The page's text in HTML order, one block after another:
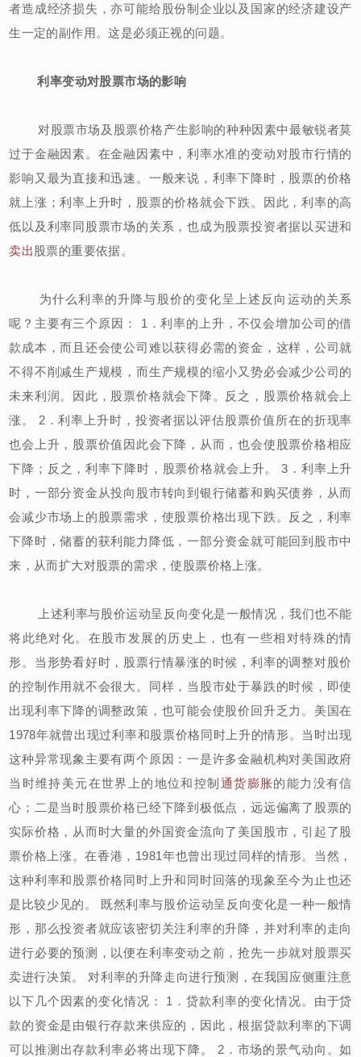
者造成经济损失，亦可能给股份制企业以及国家的经济建设产
生一定的副作用。这是必须正视的问题。
利率变动对股票市场的影响
对股票市场及股票价格产生影响的种种因素中最敏锐者莫
过于金融因素。在金融因素中，利率水准的变动对股市行情的
影响又最为直接和迅速。一般来说，利率下降时，股票的价格
就上涨；利率上升时，股票的价格就会下跌。因此，利率的高
低以及利率同股票市场的关系，也成为股票投资者据以买进和
卖出 股票的重要依据。
为什么利率的升降与股价的变化呈上述反向运动的关系
呢？主要有三个原因： 1．利率的上升，不仅会增加公司的借
款成本，而且还会使公司难以获得必需的资金，这样，公司就
不得不削减生产规模，而生产规模的缩小又势必会减少公司的
未来利润。因此，股票价格就会下降。反之，股票价格就会上
涨。 2．利率上升时，投资者据以评估股票价值所在的折现率
也会上升，股票价值因此会下降，从而，也会使股票价格相应
下降；反之，利率下降时，股票价格就会上升。 3．利率上升
时，一部分资金从投向股市转向到银行储蓄和购买债券，从而
会减少市场上的股票需求，使股票价格出现下跌。反之，利率
下降时，储蓄的获利能力降低，一部分资金就可能回到股市中
来，从而扩大对股票的需求，使股票价格上涨。
上述利率与股价运动呈反向变化是一般情况，我们也不能
将此绝对化。在股市发展的历史上，也有一些相对特殊的情
形。当形势看好时，股票行情暴涨的时候，利率的调整对股价
的控制作用就不会很大。同样，当股市处于暴跌的时候，即使
出现利率下降的调整政策，也可能会使股价回升乏力。美国在
1978年就曾出现过利率和股票价格同时上升的情形。当时出现
这种异常现象主要有两个原因：一是许多金融机构对美国政府
当时维持美元在世界上的地位和控制 通货膨胀的能力没有信
心；二是当时股票价格已经下降到极低点，远远偏离了股票的
实际价格，从而时大量的外国资金流向了美国股市，引起了股
票价格上涨。在香港，1981年也曾出现过同样的情形。当然，
这种利率和股票价格同时上升和同时回落的现象至今为止也还
是比较少见的。 既然利率与股价运动呈反向变化是一种一般情
形，那么投资者就应该密切关注利率的升降，并对利率的走向
进行必要的预测，以便在利率变动之前，抢先一步就对股票买
卖进行决策。 对利率的升降走向进行预测，在我国应侧重注意
以下几个因素的变化情况： 1．贷款利率的变化情况。由于贷
款的资金是由银行存款来供应的，因此，根据贷款利率的下调
可以推测出存款利率必将出现下降。 2．市场的景气动向。如